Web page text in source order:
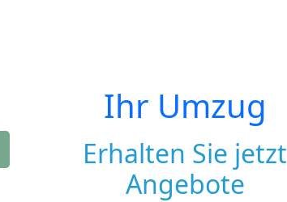
Ihr Umzug
Erhalten Sie jetzt
Angebote